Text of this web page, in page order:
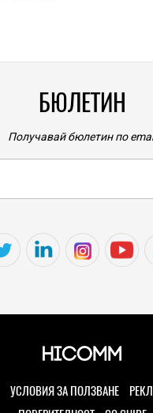
БЮЛЕТИН
Получавай бюлетин по
УСЛОВИЯ ЗА ПОЛЗВАНЕ